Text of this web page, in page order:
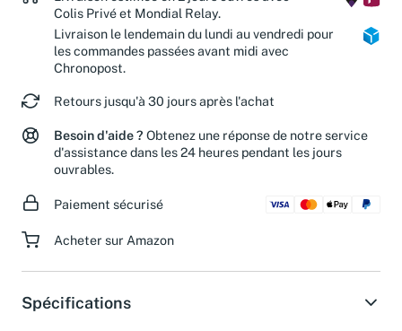
Livraison estimée en 2 jours ouvrés avec
Colis Privé et Mondial Relay.
Livraison le lendemain du lundi au vendredi pour
les commandes passées avant midi avec
Retours jusqu'à 30 jours après l'achat
Besoin d'aide ?Obtenez une réponse de notre service
d'assistance dans les 24 heures pendant les jours
Spécifications